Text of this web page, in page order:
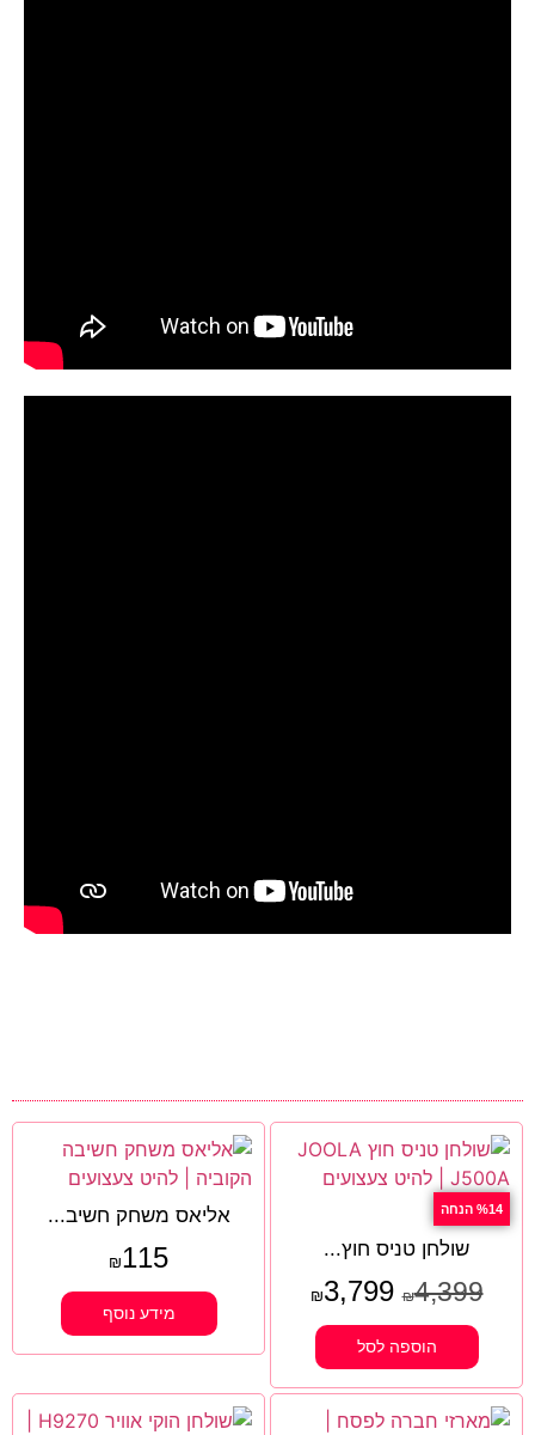
%14 הנחה
שולחן טניס חוץ...
₪4,399
₪3,799
הוספה לסל
אליאס משחק חשיב...
₪115
מידע נוסף